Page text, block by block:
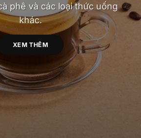
phê và các loại thức uống
khác.
XEM THÊM